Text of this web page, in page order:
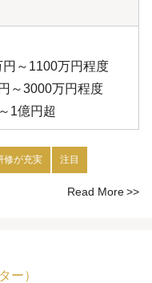
～1100万円程度
～3000万円程度
1億円超
修が充実 注目
Read More
ー）